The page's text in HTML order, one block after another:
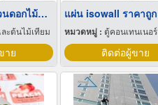
รับออกแบบจัดสวนดอกไม้ปลอม
ะต้นไม้เทียม
าย
แผ่น isowall ราคาถูก
หมวดหมู่ : ตู้คอนเทนเนอร์
ติดต่อผู้ขาย